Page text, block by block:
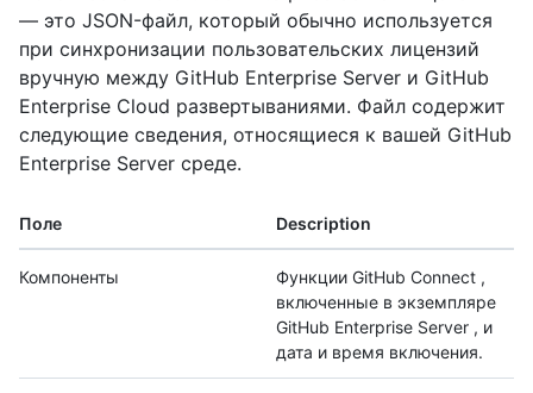
— это JSON-файл, который обычно используется
при синхронизации пользовательских лицензий
вручную между GitHub Enterprise Server и GitHub
Enterprise Cloud развертываниями. Файл содержит
следующие сведения, относящиеся к вашей GitHub
Enterprise Server среде.
Поле Description
Компоненты
Функции GitHub Connect ,
включенные в экземпляре
GitHub Enterprise Server , и
дата и время включения.